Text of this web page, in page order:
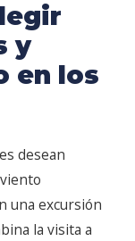
y
en los
desean
una excursión
la visita a